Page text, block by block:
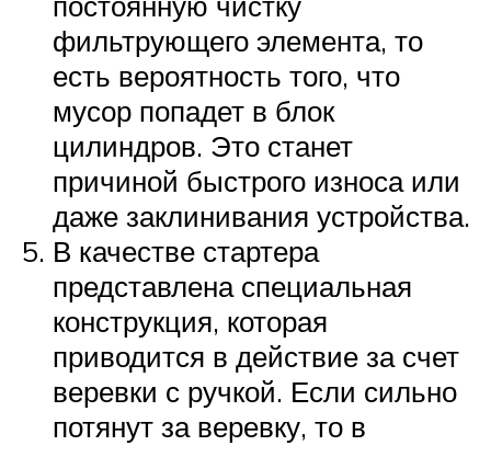
фильтрующего элемента, то
есть вероятность того, что
мусор попадет в блок
цилиндров. Это станет
причиной быстрого износа или
даже заклинивания устройства.
В качестве стартера
представлена специальная
конструкция, которая
приводится в действие за счет
веревки с ручкой. Если сильно
потянут за веревку, то в